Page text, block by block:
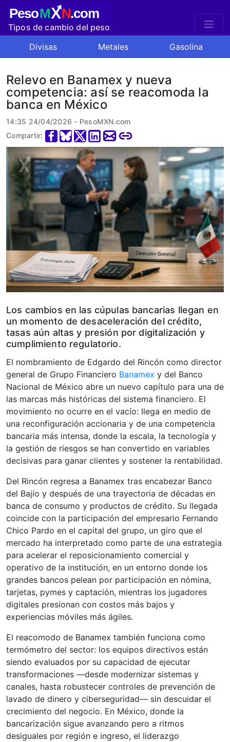
PesoMXN.com
Tipos de cambio del peso
Divisas Metales Gasolina
Relevo en Banamex y nueva
competencia: así se reacomoda la
banca en México
14:35 24/04/2026 - PesoMXN.com
Compartir:
Los cambios en las cúpulas bancarias llegan en
un momento de desaceleración del crédito,
tasas aún altas y presión por digitalización y
cumplimiento regulatorio.
El nombramiento de Edgardo del Rincón como director
general de Grupo Financiero Banamex y del Banco
Nacional de México abre un nuevo capítulo para una de
las marcas más históricas del sistema financiero. El
movimiento no ocurre en el vacío: llega en medio de
una reconfiguración accionaria y de una competencia
bancaria más intensa, donde la escala, la tecnología y
la gestión de riesgos se han convertido en variables
decisivas para ganar clientes y sostener la rentabilidad.
Del Rincón regresa a Banamex tras encabezar Banco
del Bajío y después de una trayectoria de décadas en
banca de consumo y productos de crédito. Su llegada
coincide con la participación del empresario Fernando
Chico Pardo en el capital del grupo, un giro que el
mercado ha interpretado como parte de una estrategia
para acelerar el reposicionamiento comercial y
operativo de la institución, en un entorno donde los
grandes bancos pelean por participación en nómina,
tarjetas, pymes y captación, mientras los jugadores
digitales presionan con costos más bajos y
experiencias móviles más ágiles.
El reacomodo de Banamex también funciona como
termómetro del sector: los equipos directivos están
siendo evaluados por su capacidad de ejecutar
transformaciones —desde modernizar sistemas y
canales, hasta robustecer controles de prevención de
lavado de dinero y ciberseguridad— sin descuidar el
crecimiento del negocio. En México, donde la
bancarización sigue avanzando pero a ritmos
desiguales por región e ingreso, el liderazgo